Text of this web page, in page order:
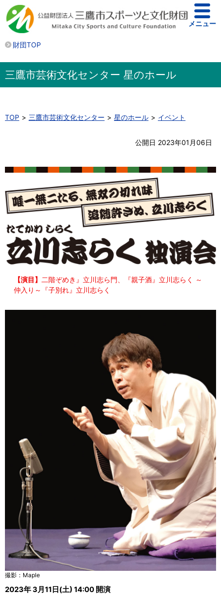
財団TOP
メニュー
三鷹市芸術文化センター 星のホール
TOP 三鷹市芸術文化センター 星のホール イベント
公開日 2023年01月06日
【演目】
二階ぞめき』立川志ら門、『親子酒』立川志らく ～
仲入り～『子別れ』立川志らく
撮影：Maple
2023年 3月11日(土) 14:00 開演